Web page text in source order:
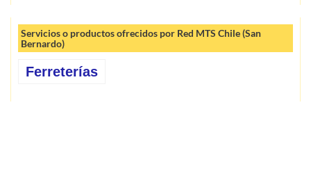
Servicios o productos ofrecidos por Red MTS Chile (San
Bernardo)
Ferreterías